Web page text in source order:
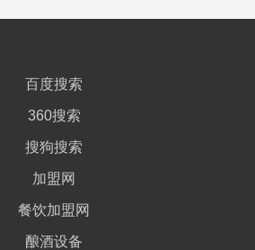
百度搜索
360搜索
搜狗搜索
加盟网
餐饮加盟网
酿酒设备